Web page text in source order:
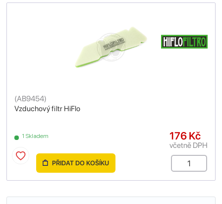
Vzduchový filtr HiFlo
(AB9454)
1 Skladem 176 Kč
včetně DPH
PŘIDAT DO KOŠÍKU